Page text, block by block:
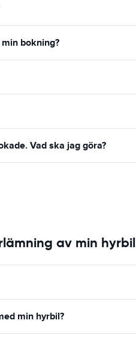
bokning?
Vad ska jag göra?
av min hyrbil
min hyrbil?